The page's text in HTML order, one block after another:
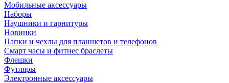
Мобильные аксессуары
Наборы
Наушники и гарнитуры
Новинки
Папки и чехлы для планшетов и телефонов
Смарт часы и фитнес браслеты
Флешки
Футляры
Электронные аксессуары